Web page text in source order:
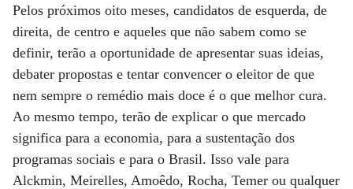
Pelos próximos oito meses, candidatos de esquerda, de
direita, de centro e aqueles que não sabem como se
definir, terão a oportunidade de apresentar suas ideias,
debater propostas e tentar convencer o eleitor de que
nem sempre o remédio mais doce é o que melhor cura.
Ao mesmo tempo, terão de explicar o que mercado
significa para a economia, para a sustentação dos
programas sociais e para o Brasil. Isso vale para
Alckmin, Meirelles, Amoêdo, Rocha, Temer ou qualquer